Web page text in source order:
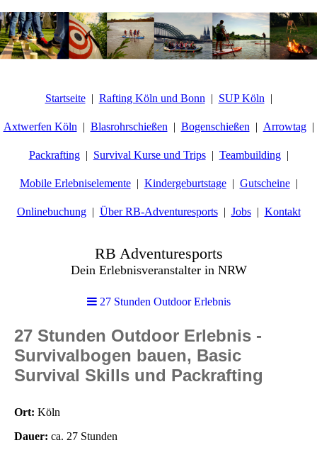
Startseite Rafting Köln und Bonn SUP Köln
Axtwerfen Köln Blasrohrschießen Bogenschießen Arrowtag
Packrafting Survival Kurse und Trips Teambuilding
Mobile Erlebniselemente Kindergeburtstage Gutscheine
Onlinebuchung Über RB-Adventuresports Jobs Kontakt
RB Adventuresports
Dein Erlebnisveranstalter in NRW
27 Stunden Outdoor Erlebnis
27 Stunden Outdoor Erlebnis -
Survivalbogen bauen, Basic
Survival Skills und Packrafting
Ort: Köln
Dauer: ca. 27 Stunden